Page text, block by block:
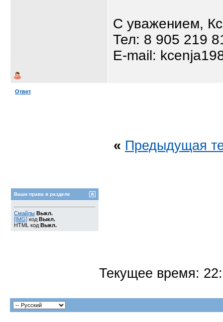
С уважением,
Тел: 8 905 219
E-mail:
Ответ
« Предыдущая
Ваши права в разделе
Смайлы Выкл.
[IMG] код Выкл.
HTML код Выкл.
Текущее время: